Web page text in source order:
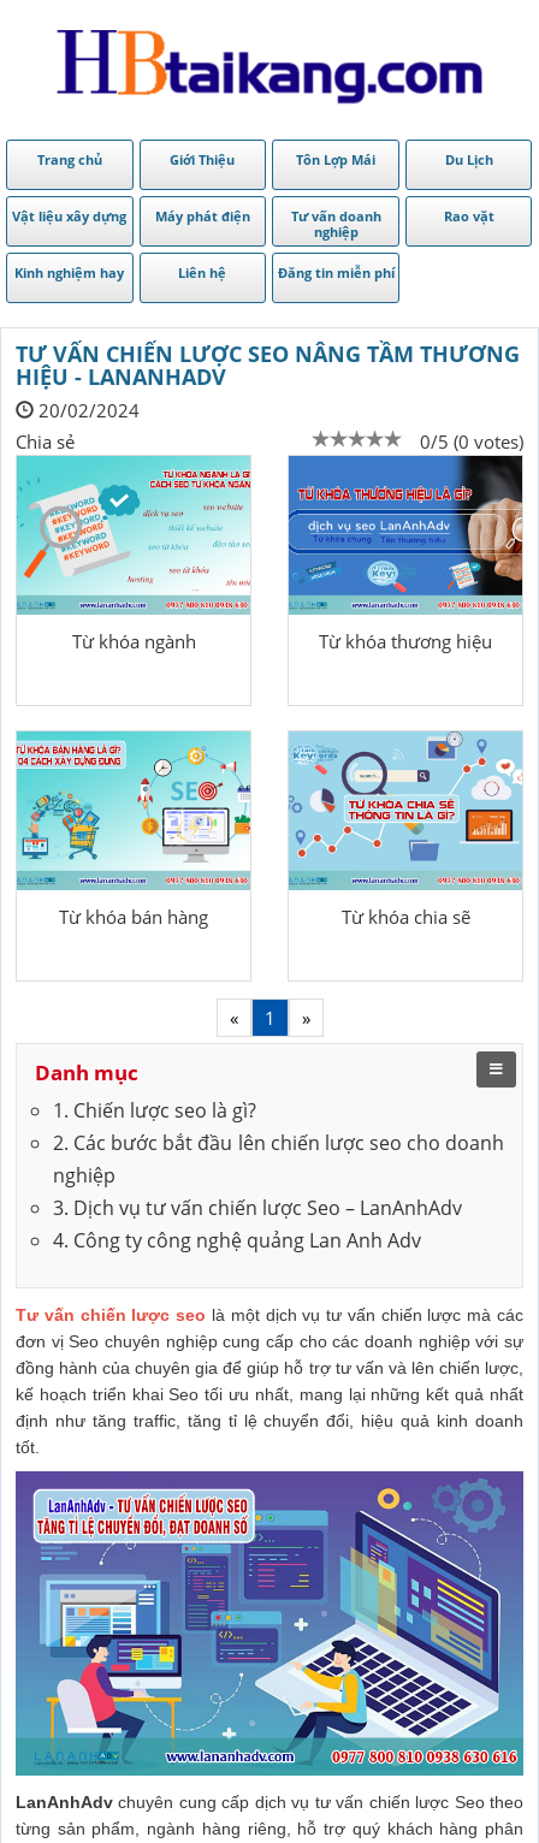
Trang chủ Giới Thiệu Tôn Lợp Mái Du Lịch
Vật liệu xây dựng Máy phát điện
Tư vấn doanh
nghiệp
Rao vặt
Kinh nghiệm hay Liên hệ Đăng tin miễn phí
TƯ VẤN CHIẾN LƯỢC SEO NÂNG TẦM THƯƠNG
HIỆU - LANANHADV
20/02/2024
0/5 (0 votes)
Chia sẻ
Từ khóa ngành Từ khóa thương hiệu
Từ khóa bán hàng Từ khóa chia sẽ
« 1 »
Danh mục
1. Chiến lược seo là gì?
2. Các bước bắt đầu lên chiến lược seo cho doanh
nghiệp
3. Dịch vụ tư vấn chiến lược Seo – LanAnhAdv
4. Công ty công nghệ quảng Lan Anh Adv
Tư vấn chiến lược seo là một dịch vụ tư vấn chiến lược mà các
đơn vị Seo chuyên nghiệp cung cấp cho các doanh nghiệp với sự
đồng hành của chuyên gia để giúp hỗ trợ tư vấn và lên chiến lược,
kế hoạch triển khai Seo tối ưu nhất, mang lại những kết quả nhất
định như tăng traffic, tăng tỉ lệ chuyển đổi, hiệu quả kinh doanh
tốt.
LanAnhAdvchuyên cung cấp dịch vụ tư vấn chiến lược Seo theo
từng sản phẩm, ngành hàng riêng, hỗ trợ quý khách hàng phân